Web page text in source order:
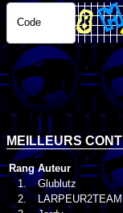
Code
MEILLEURS
Rang Auteur
1.
Glublutz
2.